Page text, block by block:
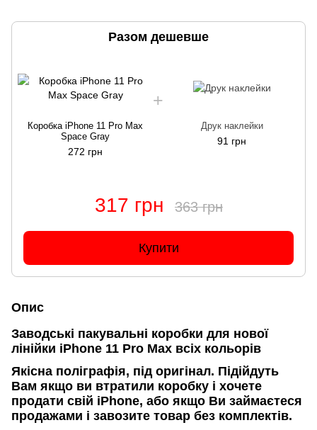
Разом дешевше
Коробка iPhone 11 Pro Max
Space Gray
272 грн
Друк наклейки
91 грн
317 грн 363 грн
Купити
Опис
Заводські пакувальні коробки для нової
лінійки iPhone 11 Pro Max всіх кольорів
Якісна поліграфія, під оригінал. Підійдуть
Вам якщо ви втратили коробку і хочете
продати свій iPhone, або якщо Ви займаєтеся
продажами і завозите товар без комплектів.